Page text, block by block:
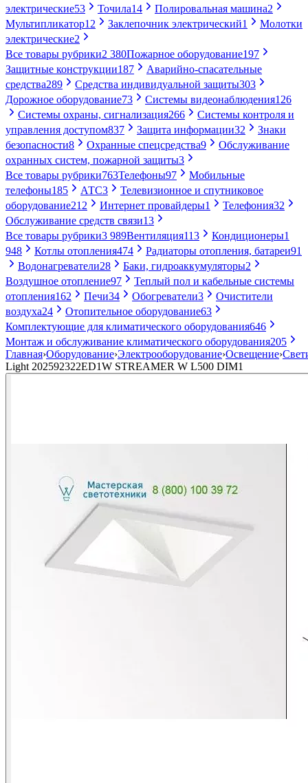
электрические53 Точила14 Полировальная машина2
Мультипликатор12 Заклепочник электрический1
Молотки
электрические2
Все товары рубрики2 380Пожарное оборудование197
Защитные конструкции187
Аварийно-спасательные
средства289 Средства индивидуальной защиты303
Дорожное оборудование73 Системы видеонаблюдения126
Системы охраны, сигнализация266
Системы контроля и
управления доступом837 Защита информации32
Знаки
безопасности8 Охранные спецсредства9
Обслуживание
охранных систем, пожарной защиты3
Все товары рубрики763Телефоны97
Мобильные
телефоны185 АТС3
Телевизионное и спутниковое
оборудование212 Интернет провайдеры1 Телефония32
Обслуживание средств связи13
Все товары рубрики3 989Вентиляция113 Кондиционеры1
948
Котлы отопления474 Радиаторы отопления, батареи91
Водонагреватели28 Баки, гидроаккумуляторы2
Воздушное отопление97
Теплый пол и кабельные системы
отопления162 Печи34 Обогреватели3
Очистители
воздуха24 Отопительное оборудование63
Комплектующие для климатического оборудования646
Монтаж и обслуживание климатического оборудования205
Главная›Оборудование›Электрооборудование›Освещение›
Light 202592322ED1W STREAMER W L500 DIM1